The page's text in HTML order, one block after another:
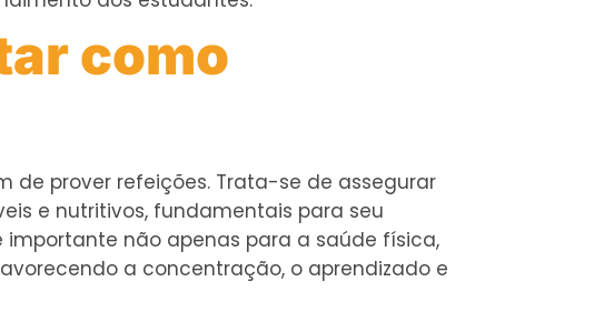
como
de prover refeições. Trata-se de assegurar
e nutritivos, fundamentais para seu
não apenas para a saúde física,
a concentração, o aprendizado e